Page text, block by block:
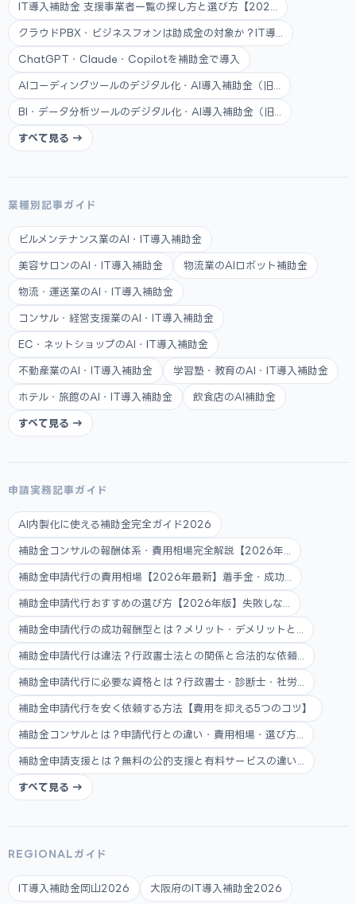
IT導入補助金 支援事業者一覧の探し方と選び方【202...
クラウドPBX・ビジネスフォンは助成金の対象か？IT導...
ChatGPT・Claude・Copilotを補助金で導入
AIコーディングツールのデジタル化・AI導入補助金（旧...
BI・データ分析ツールのデジタル化・AI導入補助金（旧...
すべて見る →
業種別記事ガイド
ビルメンテナンス業のAI・IT導入補助金
美容サロンのAI・IT導入補助金 物流業のAIロボット補助金
物流・運送業のAI・IT導入補助金
コンサル・経営支援業のAI・IT導入補助金
EC・ネットショップのAI・IT導入補助金
不動産業のAI・IT導入補助金 学習塾・教育のAI・IT導入補助金
ホテル・旅館のAI・IT導入補助金 飲食店のAI補助金
すべて見る →
申請実務記事ガイド
AI内製化に使える補助金完全ガイド2026
補助金コンサルの報酬体系・費用相場完全解説【2026年...
補助金申請代行の費用相場【2026年最新】着手金・成功...
補助金申請代行おすすめの選び方【2026年版】失敗しな...
補助金申請代行の成功報酬型とは？メリット・デメリットと...
補助金申請代行は違法？行政書士法との関係と合法的な依頼...
補助金申請代行に必要な資格とは？行政書士・診断士・社労...
補助金申請代行を安く依頼する方法【費用を抑える5つのコツ】
補助金コンサルとは？申請代行との違い・費用相場・選び方...
補助金申請支援とは？無料の公的支援と有料サービスの違い...
すべて見る →
REGIONALガイド
IT導入補助金岡山2026 大阪府のIT導入補助金2026